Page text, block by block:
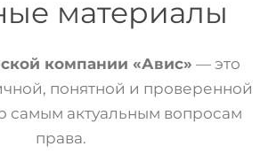
материалы
компании «Авис» — это
понятной и проверенной
самым актуальным вопросам
права.